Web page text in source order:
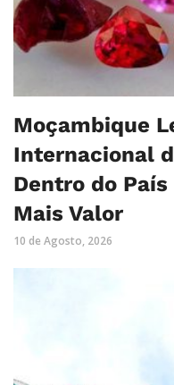
Moçambique
Internacional
Dentro do
Mais Valor
10 de Agosto, 2026